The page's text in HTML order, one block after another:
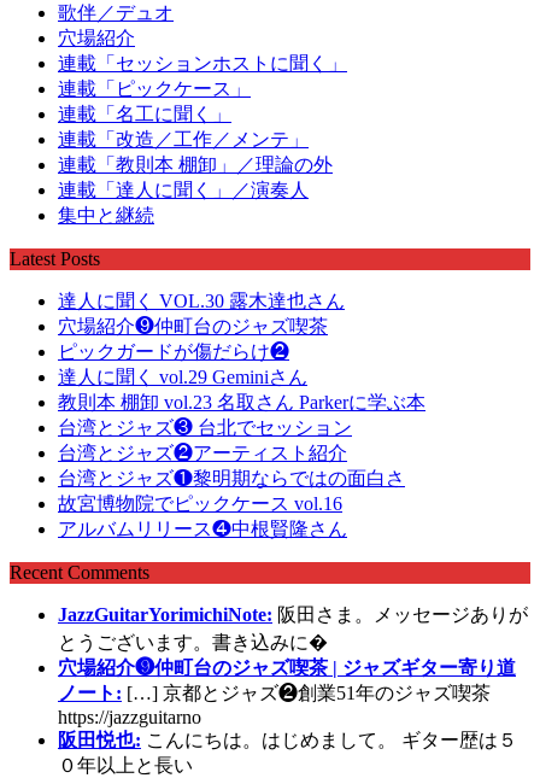
歌伴／デュオ
穴場紹介
連載「セッションホストに聞く」
連載「ピックケース」
連載「名工に聞く」
連載「改造／工作／メンテ」
連載「教則本 棚卸」／理論の外
連載「達人に聞く」／演奏人
集中と継続
Latest Posts
達人に聞く VOL.30 露木達也さん
穴場紹介❾仲町台のジャズ喫茶
ピックガードが傷だらけ❷
達人に聞く vol.29 Geminiさん
教則本 棚卸 vol.23 名取さん Parkerに学ぶ本
台湾とジャズ❸ 台北でセッション
台湾とジャズ❷アーティスト紹介
台湾とジャズ❶黎明期ならではの面白さ
故宮博物院でピックケース vol.16
アルバムリリース❹中根賢隆さん
Recent Comments
JazzGuitarYorimichiNote: 阪田さま。メッセージありが
とうございます。書き込みに�
穴場紹介❾仲町台のジャズ喫茶 | ジャズギター寄り道
ノート: […] 京都とジャズ❷創業51年のジャズ喫茶
https://jazzguitarno
阪田悦也: こんにちは。はじめまして。 ギター歴は５
０年以上と長い